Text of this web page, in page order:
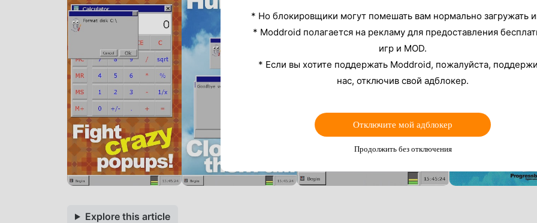
Explore this article
* Но блокировщики могут помешать вам нормально загружать
* Moddroid полагается на рекламу для предоставления
игр и MOD.
* Если вы хотите поддержать Moddroid, пожалуйста,
нас, отключив свой адблокер.
Отключите мой адблокер
Продолжить без отключения